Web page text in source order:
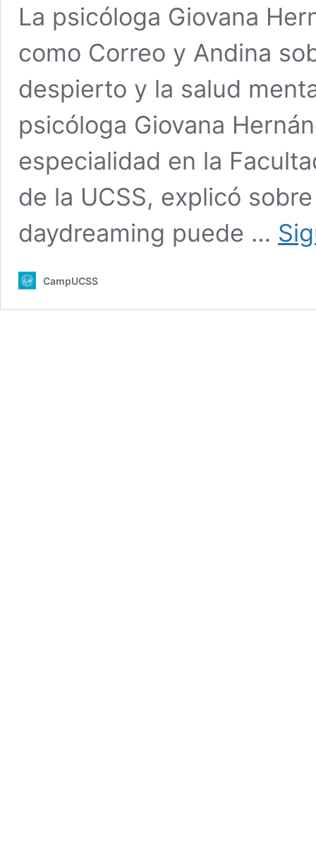
La psicóloga Giovana
como Correo y Andina
despierto y la salud
psicóloga Giovana
especialidad en la
de la UCSS, explicó
daydreaming puede …
CampUCSS